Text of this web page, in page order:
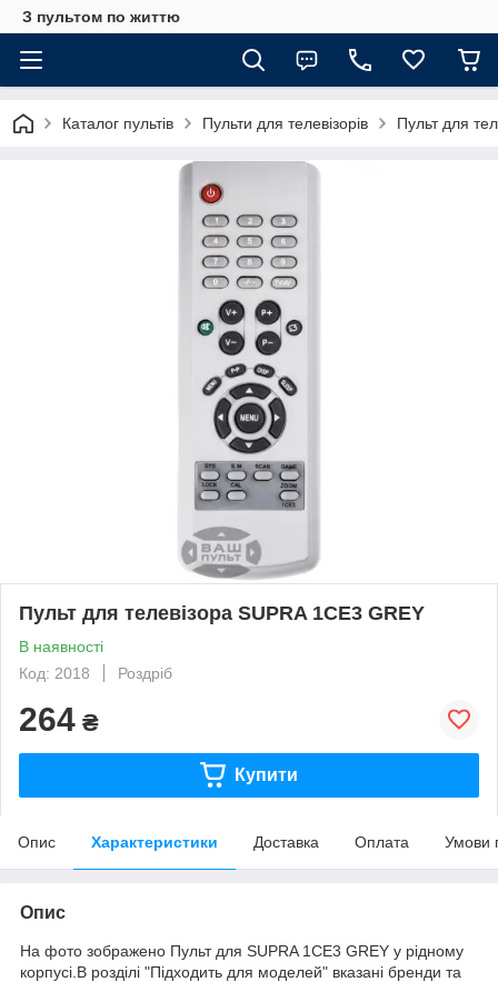
З пультом по життю
Каталог пультів Пульти для телевізорів Пульт для
Пульт для телевізора SUPRA 1CE3 GREY
В наявності
Код: 2018
Роздріб
264 ₴
Купити
Опис Характеристики Доставка Оплата Умови
Опис
На фото зображено Пульт для SUPRA 1CE3 GREY у рідному
корпусі.В розділі "Підходить для моделей" вказані бренди та